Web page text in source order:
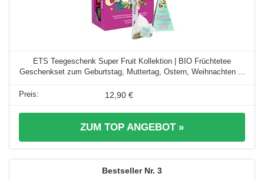
ETS Teegeschenk Super Fruit Kollektion | BIO Früchtetee
Geschenkset zum Geburtstag, Muttertag, Ostern, Weihnachten ...
12,90 €
ZUM TOP ANGEBOT »
3